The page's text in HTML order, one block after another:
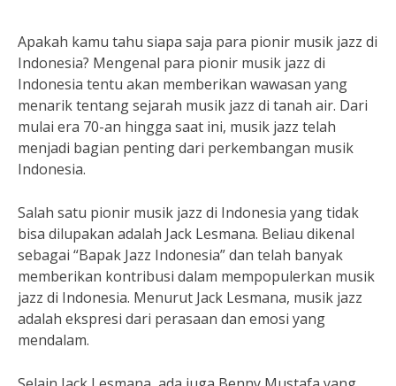
Apakah kamu tahu siapa saja para pionir musik jazz di
Indonesia? Mengenal para pionir musik jazz di
Indonesia tentu akan memberikan wawasan yang
menarik tentang sejarah musik jazz di tanah air. Dari
mulai era 70-an hingga saat ini, musik jazz telah
menjadi bagian penting dari perkembangan musik
Indonesia.
Salah satu pionir musik jazz di Indonesia yang tidak
bisa dilupakan adalah Jack Lesmana. Beliau dikenal
sebagai “Bapak Jazz Indonesia” dan telah banyak
memberikan kontribusi dalam mempopulerkan musik
jazz di Indonesia. Menurut Jack Lesmana, musik jazz
adalah ekspresi dari perasaan dan emosi yang
mendalam.